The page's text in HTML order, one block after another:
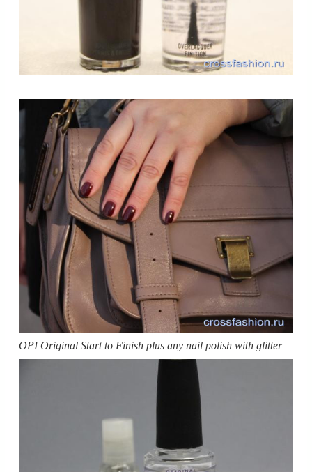
OPI Original Start to Finish plus any nail polish with glitter